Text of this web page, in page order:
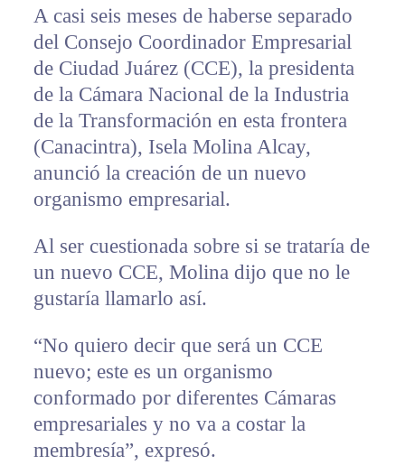
A casi seis meses de haberse separado
del Consejo Coordinador Empresarial
de Ciudad Juárez (CCE), la presidenta
de la Cámara Nacional de la Industria
de la Transformación en esta frontera
(Canacintra), Isela Molina Alcay,
anunció la creación de un nuevo
organismo empresarial.
Al ser cuestionada sobre si se trataría de
un nuevo CCE, Molina dijo que no le
gustaría llamarlo así.
“No quiero decir que será un CCE
nuevo; este es un organismo
conformado por diferentes Cámaras
empresariales y no va a costar la
membresía”, expresó.